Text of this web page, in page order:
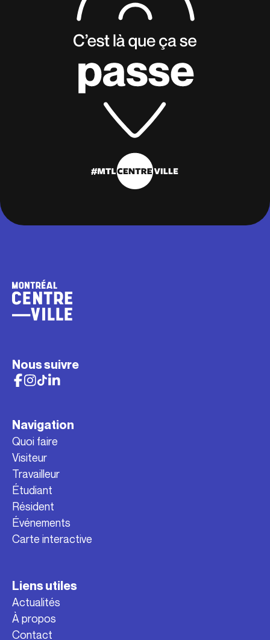
Nous suivre
Navigation
Quoi faire
Visiteur
Travailleur
Étudiant
Résident
Événements
Carte interactive
Liens utiles
Actualités
À propos
Contact